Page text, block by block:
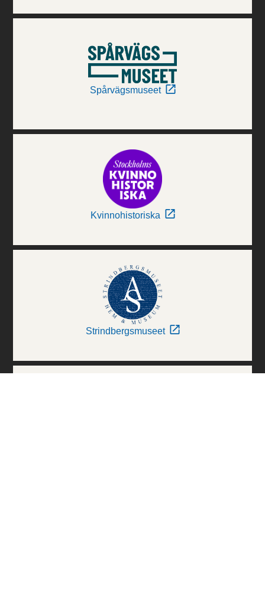
Spårvägsmuseet
Kvinnohistoriska
Strindbergsmuseet